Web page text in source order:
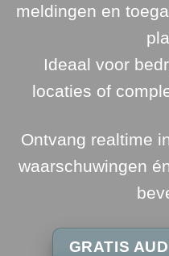
meldingen en
Ideaal voor
locaties of
Ontvang realtime
waarschuwingen
GRATIS